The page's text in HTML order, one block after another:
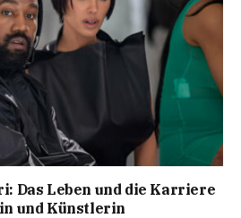
Das Leben und die Karriere
und Künstlerin